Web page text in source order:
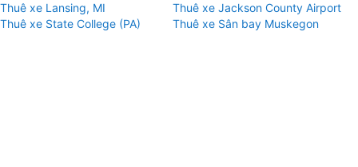
Thuê xe Lansing, MI
Thuê xe Jackson County Airport
Thuê xe State College (PA)
Thuê xe Sân bay Muskegon